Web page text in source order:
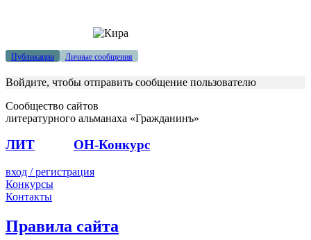
Публикации Личные сообщения
Войдите, чтобы отправить сообщение пользователю
Сообщество сайтов
литературного альманаха «Гражданинъ»
ЛИТ ОН-Конкурс
вход / регистрация
Конкурсы
Контакты
Правила сайта